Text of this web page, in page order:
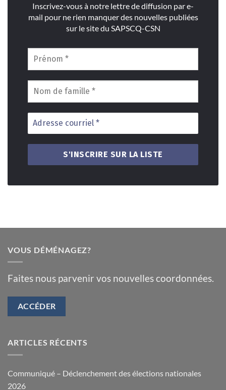
Inscrivez-vous à notre lettre de diffusion par e-
mail pour ne rien manquer des nouvelles publiées
sur le site du SAPSCQ-CSN
VOUS DÉMÉNAGEZ?
Faites nous parvenir vos nouvelles coordonnées.
ACCÉDER
ARTICLES RÉCENTS
Communiqué – Déclenchement des élections nationales
2026